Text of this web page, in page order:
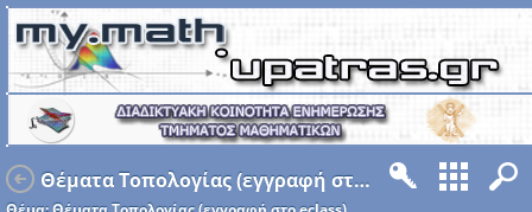
Θέματα Τοπολογίας (εγγραφή στο eclass)